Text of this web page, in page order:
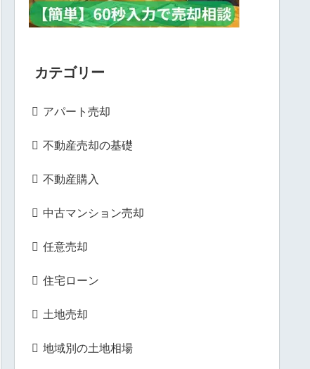
カテゴリー
アパート売却
不動産売却の基礎
不動産購入
中古マンション売却
任意売却
住宅ローン
土地売却
地域別の土地相場